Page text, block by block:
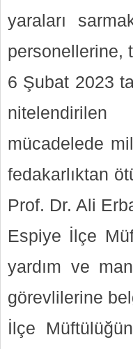
yaraları
personellerine,
6 Şubat 2023
mücadelede
fedakarlıktan
Prof. Dr. Ali
Espiye İlçe
yardım ve
görevlilerine
İlçe